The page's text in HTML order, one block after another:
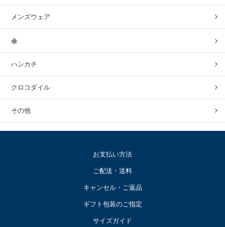
メンズウェア
傘
ハンカチ
クロコダイル
その他
お支払い方法
ご配送・送料
キャンセル・ご返品
ギフト包装のご指定
サイズガイド